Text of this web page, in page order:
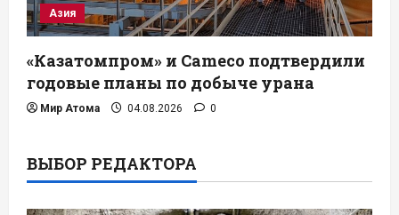
Азия
«Казатомпром» и Cameco подтвердили
годовые планы по добыче урана
Мир Атома 04.08.2026 0
ВЫБОР РЕДАКТОРА